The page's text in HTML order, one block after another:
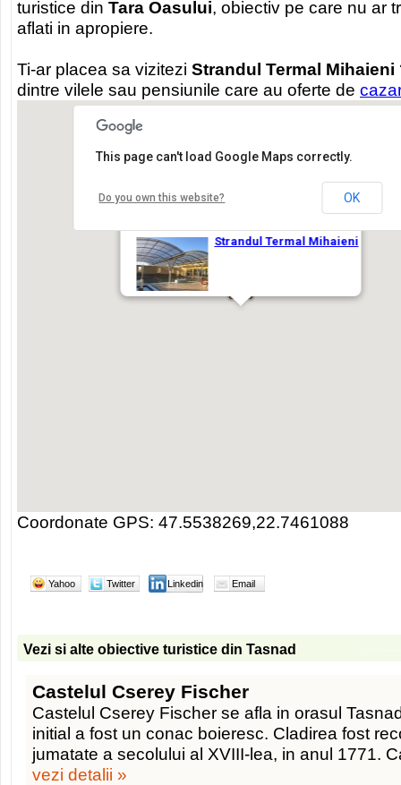
turistice din Tara Oasului, obiectiv pe care nu ar
aflati in apropiere.
Ti-ar placea sa vizitezi Strandul Termal Mihaieni
dintre vilele sau pensiunile care au oferte de
Coordonate GPS: 47.5538269,22.7461088
Yahoo Twitter Linkedin Email
Vezi si alte obiective turistice din Tasnad
Castelul Cserey Fischer
Castelul Cserey Fischer se afla in orasul
initial a fost un conac boieresc. Cladirea fost
jumatate a secolului al XVIII-lea, in anul 1771.
vezi detalii »